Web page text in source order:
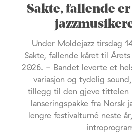
Sakte, fallende
Under Moldejazz tirsdag
Sakte, fallende kåret til
2026. - Bandet leverte et
variasjon og tydelig
tillegg til den gjeve tittelen
lanseringspakke fra Norsk
lengre festivalturné neste